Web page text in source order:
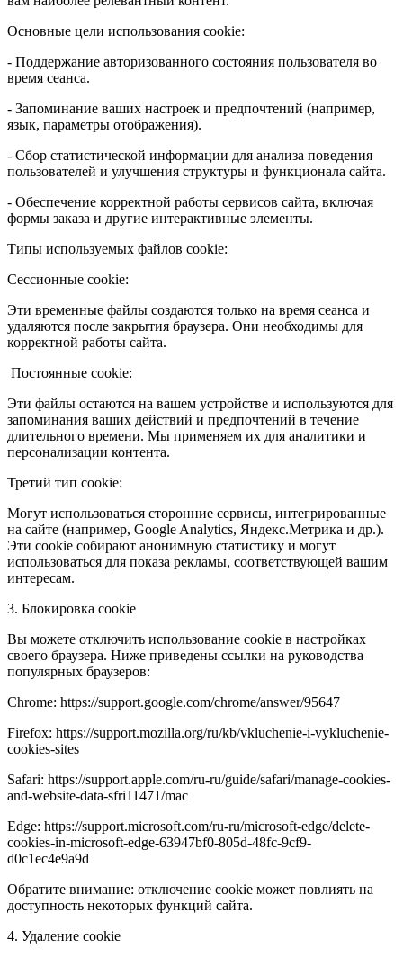
Основные цели использования cookie:
- Поддержание авторизованного состояния пользователя во
время сеанса.
- Запоминание ваших настроек и предпочтений (например,
язык, параметры отображения).
- Сбор статистической информации для анализа поведения
пользователей и улучшения структуры и функционала сайта.
- Обеспечение корректной работы сервисов сайта, включая
формы заказа и другие интерактивные элементы.
Типы используемых файлов cookie:
Сессионные cookie:
Эти временные файлы создаются только на время сеанса и
удаляются после закрытия браузера. Они необходимы для
корректной работы сайта.
Постоянные cookie:
Эти файлы остаются на вашем устройстве и используются для
запоминания ваших действий и предпочтений в течение
длительного времени. Мы применяем их для аналитики и
персонализации контента.
Третий тип cookie:
Могут использоваться сторонние сервисы, интегрированные
на сайте (например, Google Analytics, Яндекс.Метрика и др.).
Эти cookie собирают анонимную статистику и могут
использоваться для показа рекламы, соответствующей вашим
интересам.
3. Блокировка cookie
Вы можете отключить использование cookie в настройках
своего браузера. Ниже приведены ссылки на руководства
популярных браузеров:
Chrome: https://support.google.com/chrome/answer/95647
Firefox: https://support.mozilla.org/ru/kb/vkluchenie-i-vykluchenie-
cookies-sites
Safari: https://support.apple.com/ru-ru/guide/safari/manage-cookies-
and-website-data-sfri11471/mac
Edge: https://support.microsoft.com/ru-ru/microsoft-edge/delete-
cookies-in-microsoft-edge-63947bf0-805d-48fc-9cf9-
d0c1ec4e9a9d
Обратите внимание: отключение cookie может повлиять на
доступность некоторых функций сайта.
4. Удаление cookie